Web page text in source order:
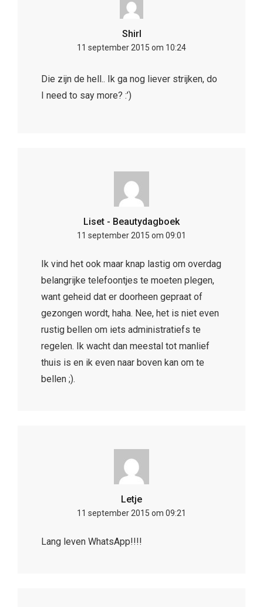
Shirl
11 september 2015 om 10:24
Die zijn de hell.. Ik ga nog liever strijken, do
I need to say more? :’)
Liset - Beautydagboek
11 september 2015 om 09:01
Ik vind het ook maar knap lastig om overdag
belangrijke telefoontjes te moeten plegen,
want geheid dat er doorheen gepraat of
gezongen wordt, haha. Nee, het is niet even
rustig bellen om iets administratiefs te
regelen. Ik wacht dan meestal tot manlief
thuis is en ik even naar boven kan om te
bellen ;).
Letje
11 september 2015 om 09:21
Lang leven WhatsApp!!!!